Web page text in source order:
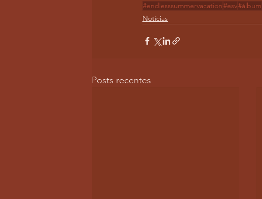
#endlesssummervacation#esv#álbum
Notícias
Posts recentes